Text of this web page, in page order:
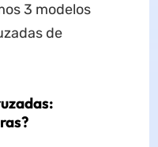
3 modelos
de